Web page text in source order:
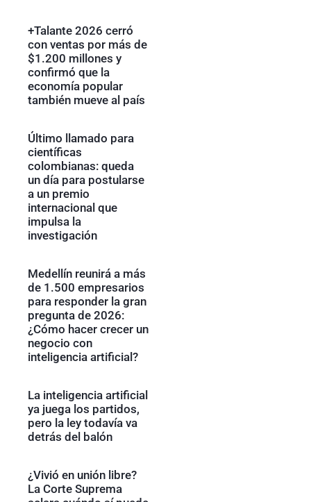
+Talante 2026 cerró
con ventas por más de
$1.200 millones y
confirmó que la
economía popular
también mueve al país
Último llamado para
científicas
colombianas: queda
un día para postularse
a un premio
internacional que
impulsa la
investigación
Medellín reunirá a más
de 1.500 empresarios
para responder la gran
pregunta de 2026:
¿Cómo hacer crecer un
negocio con
inteligencia artificial?
La inteligencia artificial
ya juega los partidos,
pero la ley todavía va
detrás del balón
¿Vivió en unión libre?
La Corte Suprema